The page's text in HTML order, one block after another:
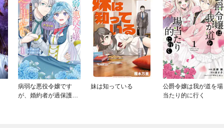
病弱な悪役令嬢です
が、婚約者が過保護す
妹は知っている
公爵令嬢は我が道を場
当たり的に行く